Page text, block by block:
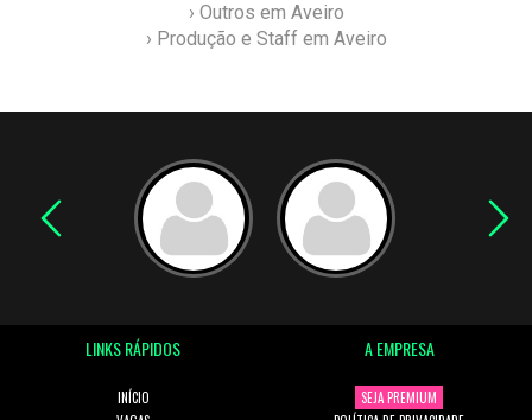
› Outros em Aveiro
› Produção e Staff em Aveiro
LINKS RÁPIDOS
INÍCIO
A EMPRESA
SEJA PREMIUM